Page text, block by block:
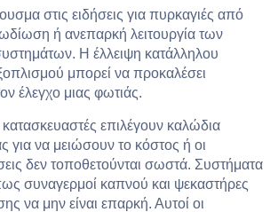
στις ειδήσεις για πυρκαγιές από
ή ανεπαρκή λειτουργία των
Η έλλειψη κατάλληλου
μπορεί να προκαλέσει
έλεγχο μιας φωτιάς.
κατασκευαστές επιλέγουν καλώδια
για να μειώσουν το κόστος ή οι
δεν τοποθετούνται σωστά. Συστήματα
συναγερμοί καπνού και ψεκαστήρες
να μην είναι επαρκή. Αυτοί οι